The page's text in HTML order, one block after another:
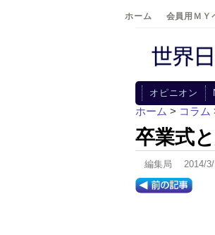
ホーム 会員用ＭＹ
オピニオン
ホーム > コラム
卒業式
編集局 2014/